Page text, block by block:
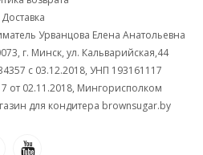
Доставка
Урванцова Елена Анатольевна
г. Минск, ул. Кальварийская,44
с 03.12.2018, УНП 193161117
от 02.11.2018, Мингорисполком
для кондитера brownsugar.by